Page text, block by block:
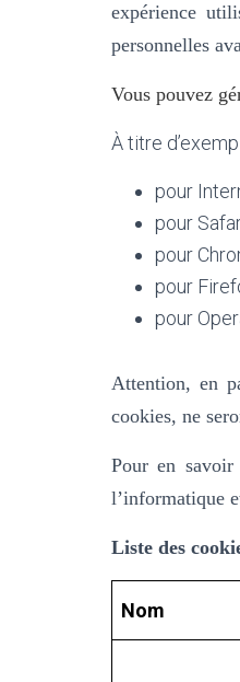
expérience
personnelles
Vous pouvez
À titre
pour
pour
pour
pour
pour
Attention, en
cookies, ne
Pour en
l’informatique
Liste des
Nom